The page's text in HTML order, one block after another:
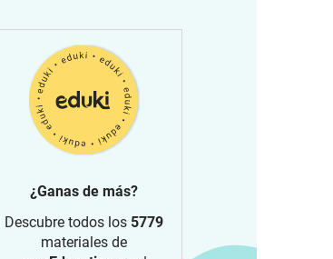
¿Ganas de más?
Descubre todos los 5779
materiales de